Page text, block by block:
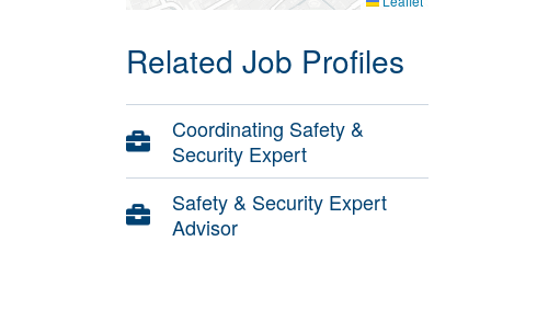
Related Job Profiles
Coordinating Safety &
Security Expert
Safety & Security Expert
Advisor